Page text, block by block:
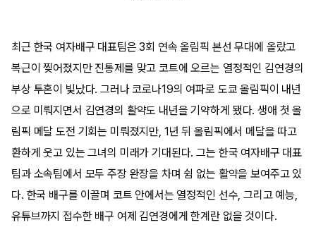
최근 한국 여자배구 대표팀은 3회 연속 올림픽 본선 무대에 올랐고
복근이 찢어졌지만 진통제를 맞고 코트에 오르는 열정적인 김연경의
부상 투혼이 빛났다. 그러나 코로나19의 여파로 도쿄 올림픽이 내년
으로 미뤄지면서 김연경의 활약도 내년을 기약하게 됐다. 생애 첫 올
림픽 메달 도전 기회는 미뤄졌지만, 1년 뒤 올림픽에서 메달을 따고
환하게 웃고 있는 그녀의 미래가 기대된다. 그는 한국 여자배구 대표
팀과 소속팀에서 모두 주장 완장을 차며 쉼 없는 활약을 보여주고 있
다. 한국 배구를 이끌며 코트 안에서는 열정적인 선수, 그리고 예능,
유튜브까지 접수한 배구 여제 김연경에게 한계란 없을 것이다.